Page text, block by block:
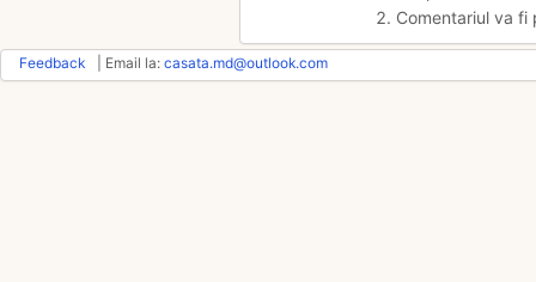
2. Comentariul va
Feedback | Email la: casata.md@outlook.com